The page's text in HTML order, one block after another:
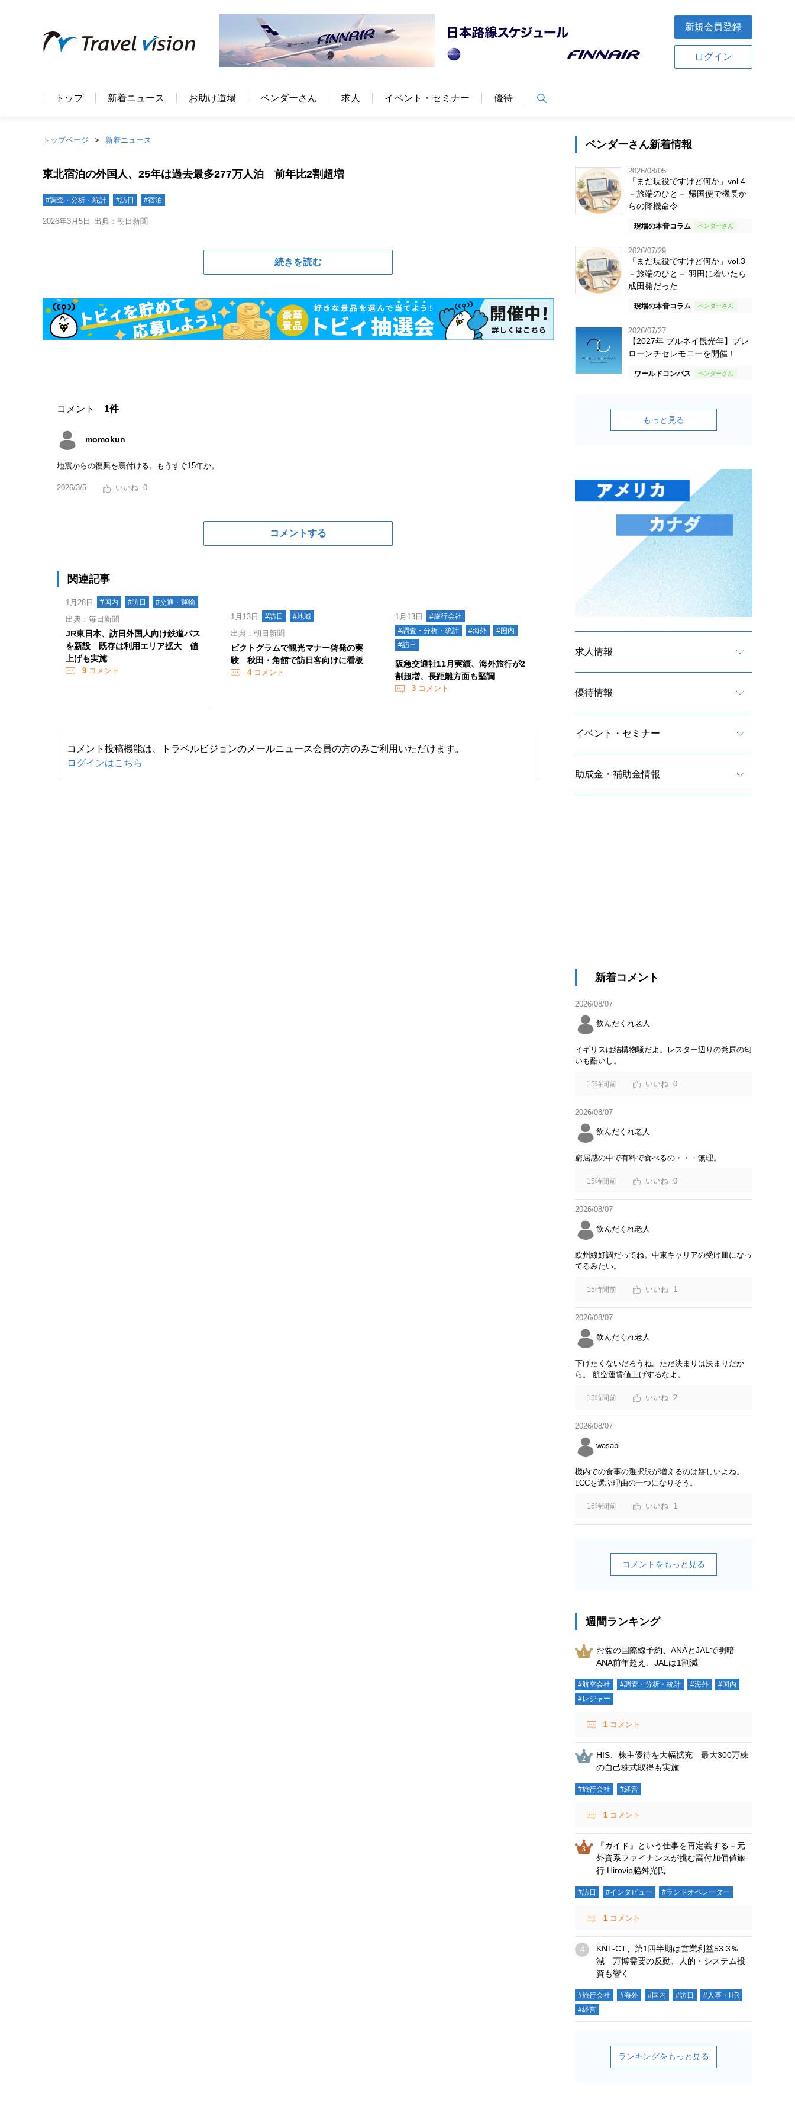
新規会員登録
ログイン
トップ 新着ニュース お助け道場 ベンダーさん 求人 イベント・セミナー 優待
トップページ 新着ニュース
東北宿泊の外国人、25年は過去最多277万人泊 前年比2割超増
#調査・分析・統計 #訪日 #宿泊
2026年3月5日 出典：朝日新聞
続きを読む
コメント 1件
momokun
地震からの復興を裏付ける。もうすぐ15年か。
2026/3/5 0
コメントする
関連記事
1月28日 #国内 #訪日 #交通・運輸
出典：毎日新聞
JR東日本、訪日外国人向け鉄道パス
を新設 既存は利用エリア拡大 値
上げも実施
9 コメント
1月13日 #訪日 #地域
出典：朝日新聞
ピクトグラムで観光マナー啓発の実
験 秋田・角館で訪日客向けに看板
4コメント
1月13日
#旅行会社
#調査・分析・統計
#海外
#国内
#訪日
阪急交通社11月実績、海外旅行が2
割超増、長距離方面も堅調
3 コメント
コメント投稿機能は、トラベルビジョンのメールニュース会員の方のみご利用いただけます。
ログインはこちら
ベンダーさん新着情報
2026/08/05
「まだ現役ですけど何か」vol.4
－旅端のひと－ 帰国便で機長か
らの降機命令
現場の本音コラム
2026/07/29
「まだ現役ですけど何か」vol.3
－旅端のひと－ 羽田に着いたら
成田発だった
現場の本音コラム
2026/07/27
【2027年 ブルネイ観光年】プレ
ローンチセレモニーを開催！
ワールドコンパス
もっと見る
求人情報
優待情報
イベント・セミナー
助成金・補助金情報
新着コメント
2026/08/07
飲んだくれ老人
イギリスは結構物騒だよ。レスター辺りの糞尿の匂
いも酷いし。
15時間前 0
2026/08/07
飲んだくれ老人
窮屈感の中で有料で食べるの・・・無理。
15時間前 0
2026/08/07
飲んだくれ老人
欧州線好調だってね。中東キャリアの受け皿になっ
てるみたい。
15時間前 1
2026/08/07
飲んだくれ老人
下げたくないだろうね。ただ決まりは決まりだか
ら。 航空運賃値上げするなよ。
15時間前 2
2026/08/07
wasabi
機内での食事の選択肢が増えるのは嬉しいよね。
LCCを選ぶ理由の一つになりそう。
16時間前 1
コメントをもっと見る
週間ランキング
お盆の国際線予約、ANAとJALで明暗
ANA前年超え、JALは1割減
#航空会社 #調査・分析・統計 #海外
#国内
#レジャー
1 コメント
HIS、株主優待を大幅拡充 最大300万株
の自己株式取得も実施
#旅行会社 #経営
1 コメント
『ガイド』という仕事を再定義する－元
外資系ファイナンスが挑む高付加価値旅
行 Hirovip脇舛光氏
#訪日 #インタビュー #ランドオペレーター
1 コメント
KNT-CT、第1四半期は営業利益53.3％
減 万博需要の反動、人的・システム投
資も響く
#旅行会社 #海外 #国内 #訪日
#人事・HR
#経営